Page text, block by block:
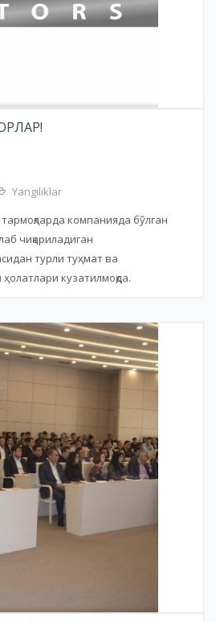
Yangiliklar
компанияда бўлган
чиқариладиган
турли туҳмат ва
кузатилмоқда.